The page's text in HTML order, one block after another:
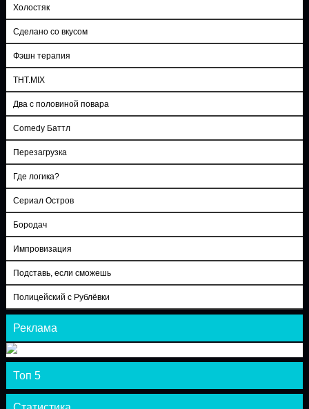
Холостяк
Сделано со вкусом
Фэшн терапия
ТНТ.MIX
Два с половиной повара
Comedy Баттл
Перезагрузка
Где логика?
Сериал Остров
Бородач
Импровизация
Подставь, если сможешь
Полицейский с Рублёвки
Реклама
Топ 5